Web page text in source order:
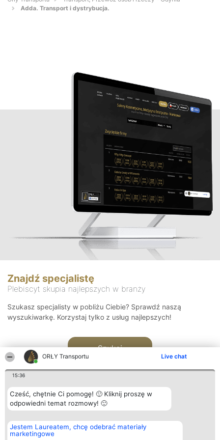
ORŁY Transportu Live chat
15:36
Cześć, chętnie Ci pomogę! 🙂 Kliknij proszę w
odpowiedni temat rozmowy! 🙂
Jestem Laureatem, chcę odebrać materiały
marketingowe
Adda. Transport i dystrybucja.
Znajdź specjalistę
Plebiscyt skupia najlepszych w branży
Szukasz specjalisty w pobliżu Ciebie? Sprawdź naszą
wyszukiwarkę. Korzystaj tylko z usług najlepszych!
Szukaj
Organizator plebiscytu
Bright Side Solutions sp. z o.
o. sp. k.
Plebiscyt
Laureaci
Kontakt
Kontakt